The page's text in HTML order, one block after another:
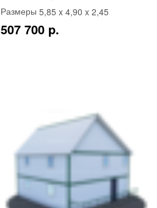
Размеры 5,85 x 4,90 x 2,45
507 700 p.